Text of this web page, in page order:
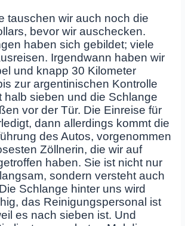
tauschen wir auch noch die
bevor wir auschecken.
haben sich gebildet; viele
Irgendwann haben wir
und knapp 30 Kilometer
zur argentinischen Kontrolle
halb sieben und die Schlange
vor der Tür. Die Einreise für
dann allerdings kommt die
des Autos, vorgenommen
Zöllnerin, die wir auf
haben. Sie ist nicht nur
sondern versteht auch
Schlange hinter uns wird
das Reinigungspersonal ist
es nach sieben ist. Und